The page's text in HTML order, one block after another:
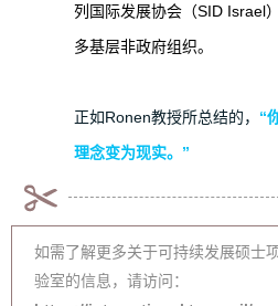
列国际发展协会（SID Israel
多基层非政府组织。
正如Ronen教授所总结的， “
理念变为现实。”
如需了解更多关于可持续发展硕士
验室的信息，请访问：